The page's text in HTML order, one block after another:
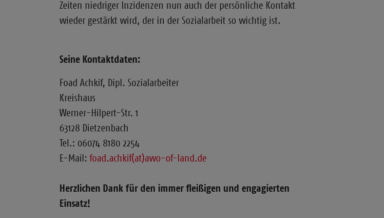
Zeiten niedriger Inzidenzen nun auch der persönliche Kontakt
wieder gestärkt wird, der in der Sozialarbeit so wichtig ist.
Seine Kontaktdaten:
Foad Achkif, Dipl. Sozialarbeiter
Kreishaus
Werner-Hilpert-Str. 1
63128 Dietzenbach
Tel.: 06074 8180 2254
E-Mail: foad.achkif(at)awo-of-land.de
Herzlichen Dank für den immer fleißigen und engagierten
Einsatz!